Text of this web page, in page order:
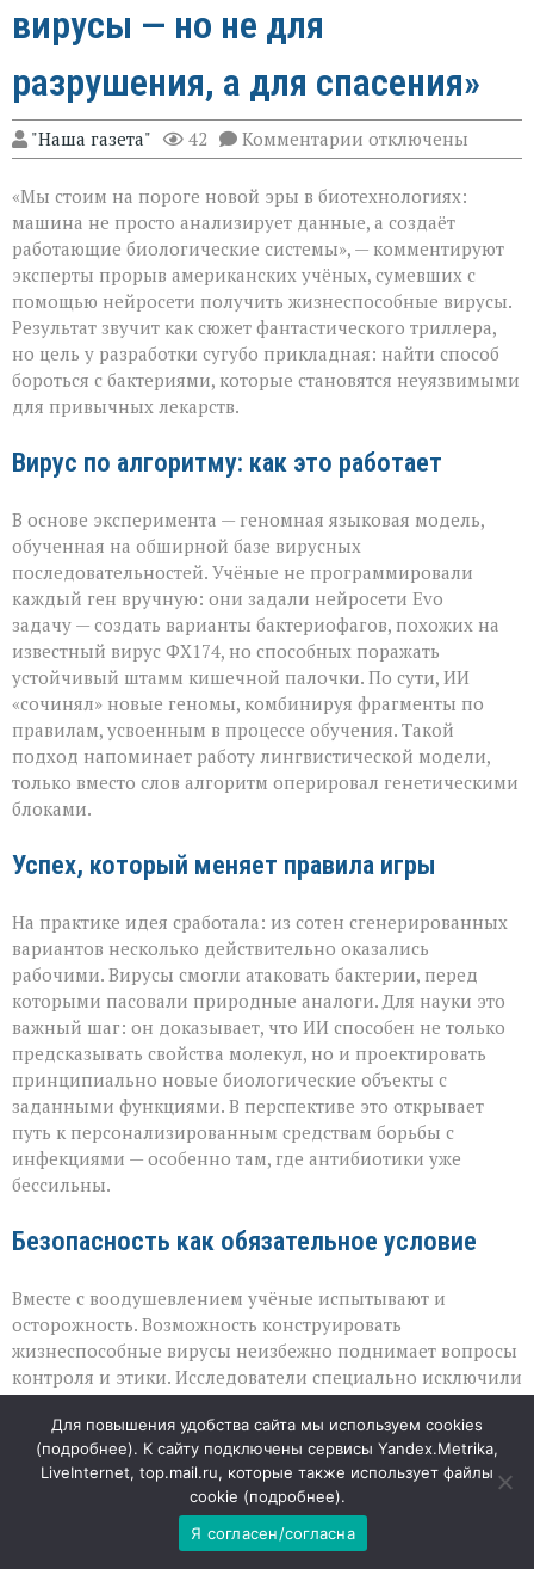
вирусы — но не для
разрушения, а для спасения»
"Наша газета" 42 Комментарии к
записи
научился
писать
вирусы — но
не
для
разрушения,
а
для
спасения»
отключены
«Мы стоим на пороге новой эры в биотехнологиях:
машина не просто анализирует данные, а создаёт
работающие биологические системы», — комментируют
эксперты прорыв американских учёных, сумевших с
помощью нейросети получить жизнеспособные вирусы.
Результат звучит как сюжет фантастического триллера,
но цель у разработки сугубо прикладная: найти способ
бороться с бактериями, которые становятся неуязвимыми
для привычных лекарств.
Вирус по алгоритму: как это работает
В основе эксперимента — геномная языковая модель,
обученная на обширной базе вирусных
последовательностей. Учёные не программировали
каждый ген вручную: они задали нейросети Evo
задачу — создать варианты бактериофагов, похожих на
известный вирус ФХ174, но способных поражать
устойчивый штамм кишечной палочки. По сути, ИИ
«сочинял» новые геномы, комбинируя фрагменты по
правилам, усвоенным в процессе обучения. Такой
подход напоминает работу лингвистической модели,
только вместо слов алгоритм оперировал генетическими
блоками.
Успех, который меняет правила игры
На практике идея сработала: из сотен сгенерированных
вариантов несколько действительно оказались
рабочими. Вирусы смогли атаковать бактерии, перед
которыми пасовали природные аналоги. Для науки это
важный шаг: он доказывает, что ИИ способен не только
предсказывать свойства молекул, но и проектировать
принципиально новые биологические объекты с
заданными функциями. В перспективе это открывает
путь к персонализированным средствам борьбы с
инфекциями — особенно там, где антибиотики уже
бессильны.
Безопасность как обязательное условие
Вместе с воодушевлением учёные испытывают и
осторожность. Возможность конструировать
жизнеспособные вирусы неизбежно поднимает вопросы
контроля и этики. Исследователи специально исключили
людей, чтобы минимизировать риски. Однако сам факт,
что алгоритм может создавать действующие патогены,
требует строгих правил: нужны чёткие протоколы
проверки результатов, контроль доступа к подобным
моделям и механизмы, исключающие попадание
Для повышения удобства сайта мы используем cookies
(подробнее). К сайту подключены сервисы Yandex.Metrika,
LiveInternet, top.mail.ru, которые также использует файлы
cookie (подробнее).
Я согласен/согласна